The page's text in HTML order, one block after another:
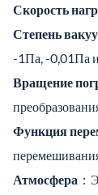
Скорость
Степень
-1Па, -0,01Па и
Вращение
Функция
Атмосфера ：